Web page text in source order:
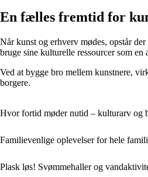
En fælles fremtid for
Når kunst og erhverv mødes, opstår
bruge sine kulturelle ressourcer som
Ved at bygge bro mellem kunstnere,
borgere.
Hvor fortid møder nutid – kulturarv og
Familievenlige oplevelser for hele
Plask løs! Svømmehaller og